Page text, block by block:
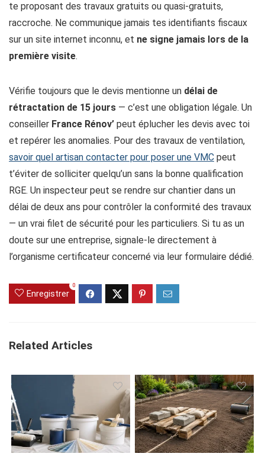
te proposant des travaux gratuits ou quasi-gratuits,
raccroche. Ne communique jamais tes identifiants fiscaux
sur un site internet inconnu, et ne signe jamais lors de la
première visite.
Vérifie toujours que le devis mentionne un délai de
rétractation de 15 jours — c’est une obligation légale. Un
conseiller France Rénov’ peut éplucher les devis avec toi
et repérer les anomalies. Pour des travaux de ventilation,
savoir quel artisan contacter pour poser une VMC peut
t’éviter de solliciter quelqu’un sans la bonne qualification
RGE. Un inspecteur peut se rendre sur chantier dans un
délai de deux ans pour contrôler la conformité des travaux
— un vrai filet de sécurité pour les particuliers. Si tu as un
doute sur une entreprise, signale-le directement à
l’organisme certificateur concerné via leur formulaire dédié.
Enregistrer
0
Related Articles